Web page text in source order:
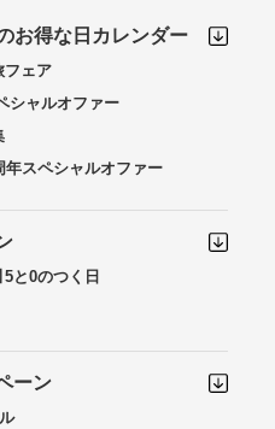
お得な日カレンダー
フェア
シャルオファー
年スペシャルオファー
】5と0のつく日
ーン